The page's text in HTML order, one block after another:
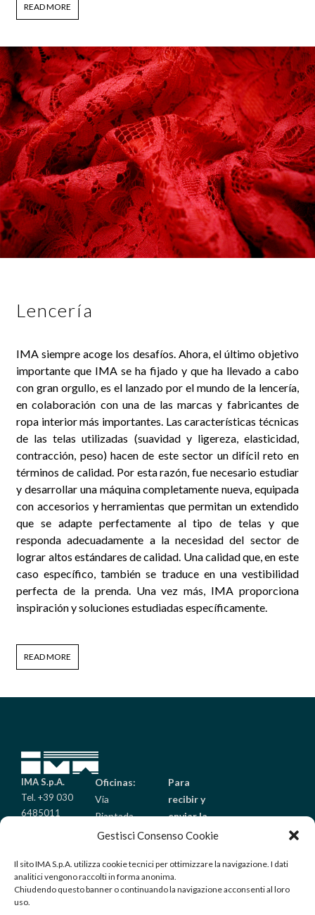
Gestisci Consenso Cookie
Il sito IMA S.p.A. utilizza cookie tecnici per ottimizzare la navigazione. I dati
analitici vengono raccolti in forma anonima.
Chiudendo questo banner o continuando la navigazione acconsenti al loro
uso.
READ MORE
Lencería
IMA siempre acoge los desafíos. Ahora, el último objetivo
importante que IMA se ha fijado y que ha llevado a cabo
con gran orgullo, es el lanzado por el mundo de la lencería,
en colaboración con una de las marcas y fabricantes de
ropa interior más importantes. Las características técnicas
de las telas utilizadas (suavidad y ligereza, elasticidad,
contracción, peso) hacen de este sector un difícil reto en
términos de calidad. Por esta razón, fue necesario estudiar
y desarrollar una máquina completamente nueva, equipada
con accesorios y herramientas que permitan un extendido
que se adapte perfectamente al tipo de telas y que
responda adecuadamente a la necesidad del sector de
lograr altos estándares de calidad. Una calidad que, en este
caso específico, también se traduce en una vestibilidad
perfecta de la prenda. Una vez más, IMA proporciona
inspiración y soluciones estudiadas específicamente.
READ MORE
IMA S.p.A.
Tel. +39 030
6485011
info@imaitaly.it
Oficinas:
Via
Piantada
9/A
sull’Oglio
(Brescia) –
Para
recibir y
enviar la
mercancía:
25/A
Palazzolo